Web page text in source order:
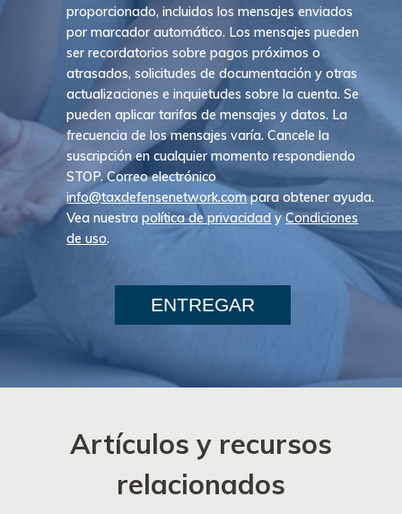
proporcionado, incluidos los mensajes enviados
por marcador automático. Los mensajes pueden
ser recordatorios sobre pagos próximos o
atrasados, solicitudes de documentación y otras
actualizaciones e inquietudes sobre la cuenta. Se
pueden aplicar tarifas de mensajes y datos. La
frecuencia de los mensajes varía. Cancele la
suscripción en cualquier momento respondiendo
STOP. Correo electrónico
info@taxdefensenetwork.compara obtener ayuda.
Vea nuestrapolítica de privacidad yCondiciones
de uso.
ENTREGAR
Artículos y recursos
relacionados